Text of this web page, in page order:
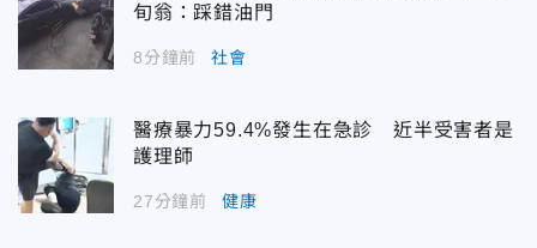
旬翁：踩錯油門
8分鐘前 社會
醫療暴力59.4%發生在急診 近半受害者是
護理師
27分鐘前 健康